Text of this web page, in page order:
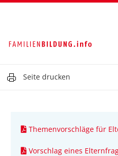
Seite drucken
Themenvorschläge für
Vorschlag eines